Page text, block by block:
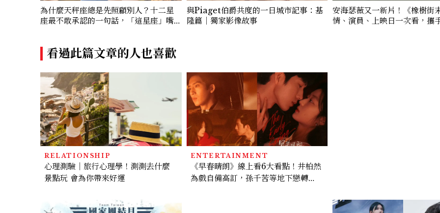
為什麼天秤座總是先照顧別人？十二星
座最不敢承認的一句話，「這星座」嘴
與Piaget伯爵共度的一日城市記事：基
隆篇｜獨家影像故事
安海瑟薇又一新片！《橡樹街
情、演員、上映日一次看，攜
看過此篇文章的人也喜歡
RELATIONSHIP
心理測驗｜旅行心理學！測測去什麼
景點玩 會為你帶來好運
ENTERTAINMENT
《早春晴朗》線上看6大看點！井柏然
為戲自備高訂，孫千苦等地下戀轉